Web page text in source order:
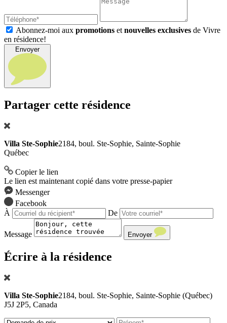
Abonnez-moi aux promotions et nouvelles exclusives de Vivre
en résidence!
Envoyer
Partager cette résidence
Villa Ste-Sophie2184, boul. Ste-Sophie, Sainte-Sophie
Québec
Copier le lien
Le lien est maintenant copié dans votre presse-papier
Messenger
Facebook
À
De
Message Envoyer
Écrire à la résidence
Villa Ste-Sophie2184, boul. Ste-Sophie, Sainte-Sophie (Québec)
J5J 2P5, Canada